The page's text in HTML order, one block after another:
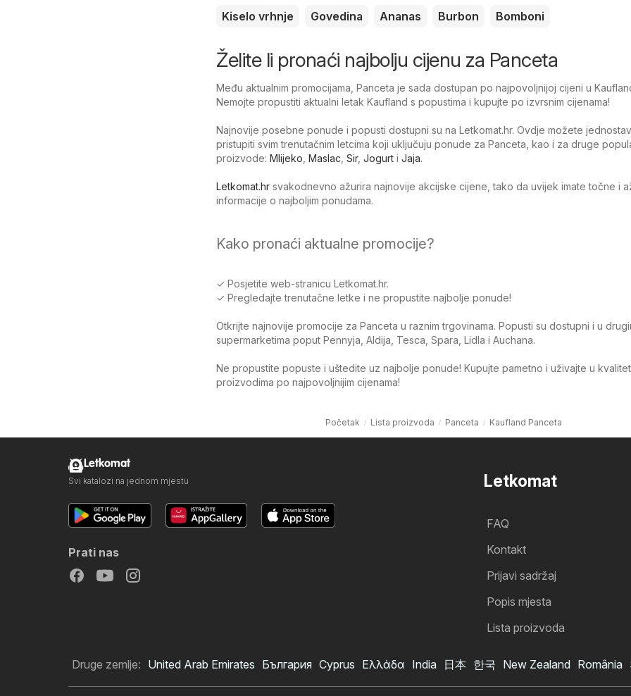
Kiselo vrhnje
Govedina Ananas Burbon Bomboni
Želite li pronaći najbolju cijenu za Panceta
Među aktualnim promocijama, Panceta je sada dostupan po najpovoljnijoj cijeni u
Nemojte propustiti aktualni letak Kaufland s popustima i kupujte po izvrsnim cijenama!
Najnovije posebne ponude i popusti dostupni su na Letkomat.hr. Ovdje možete
pristupiti svim trenutačnim letcima koji uključuju ponude za Panceta, kao i za druge
proizvode: Mlijeko Maslac Sir, Jogurt i Jaja.
Letkomat.hr svakodnevno ažurira najnovije akcijske cijene, tako da uvijek imate točne i
informacije o najboljim ponudama.
Kako pronaći aktualne promocije?
✓ Posjetite web-stranicu Letkomat.hr.
✓ Pregledajte trenutačne letke i ne propustite najbolje ponude!
Otkrijte najnovije promocije za Panceta u raznim trgovinama. Popusti su dostupni i u
supermarketima poput Pennyja, Aldija, Tesca, Spara, Lidla i Auchana.
Ne propustite popuste i uštedite uz najbolje ponude! Kupujte pametno i uživajte u
proizvodima po najpovoljnijim cijenama!
Početak Lista proizvoda Panceta Kaufland Panceta
Letkomat
FAQ
Kontakt
Prijavi sadržaj
Popis mjesta
Lista proizvoda
Letkomat
Svi katalozi na jednom mjestu
Prati nas
Druge zemlje: United Arab Emirates България Cyprus Ελλάδα India 日本 한국 New Zealand România